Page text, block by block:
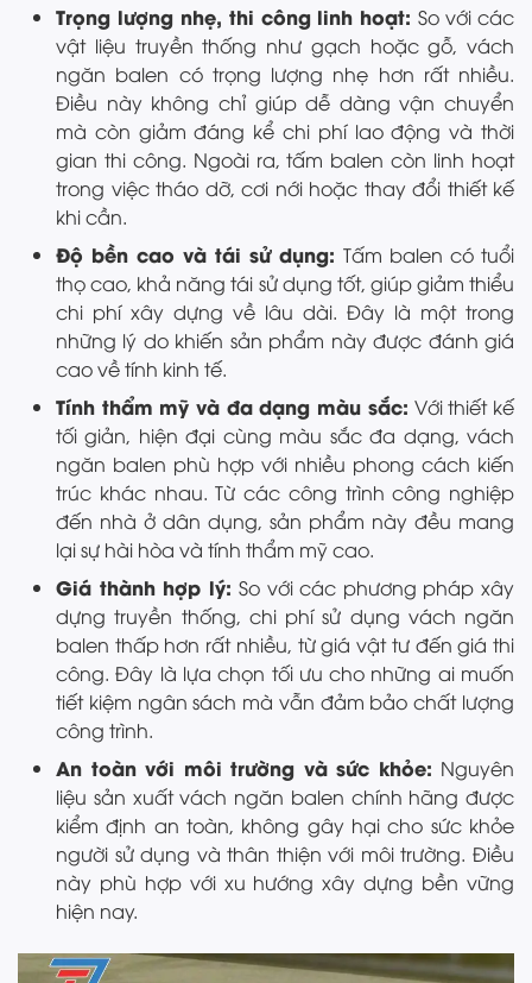
Trọng lượng nhẹ, thi công linh hoạt:So với các
vật liệu truyền thống như gạch hoặc gỗ, vách
ngăn balen có trọng lượng nhẹ hơn rất nhiều.
Điều này không chỉ giúp dễ dàng vận chuyển
mà còn giảm đáng kể chi phí lao động và thời
gian thi công. Ngoài ra, tấm balen còn linh hoạt
trong việc tháo dỡ, cơi nới hoặc thay đổi thiết kế
khi cần.
Độ bền cao và tái sử dụng: Tấm balen có tuổi
thọ cao, khả năng tái sử dụng tốt, giúp giảm thiểu
chi phí xây dựng về lâu dài. Đây là một trong
những lý do khiến sản phẩm này được đánh giá
cao về tính kinh tế.
Tính thẩm mỹ và đa dạng màu sắc: Với thiết kế
tối giản, hiện đại cùng màu sắc đa dạng, vách
ngăn balen phù hợp với nhiều phong cách kiến
trúc khác nhau. Từ các công trình công nghiệp
đến nhà ở dân dụng, sản phẩm này đều mang
lại sự hài hòa và tính thẩm mỹ cao.
Giá thành hợp lý:So với các phương pháp xây
dựng truyền thống, chi phí sử dụng vách ngăn
balen thấp hơn rất nhiều, từ giá vật tư đến giá thi
công. Đây là lựa chọn tối ưu cho những ai muốn
tiết kiệm ngân sách mà vẫn đảm bảo chất lượng
công trình.
An toàn với môi trường và sức khỏe: Nguyên
liệu sản xuất vách ngăn balen chính hãng được
kiểm định an toàn, không gây hại cho sức khỏe
người sử dụng và thân thiện với môi trường. Điều
này phù hợp với xu hướng xây dựng bền vững
hiện nay.